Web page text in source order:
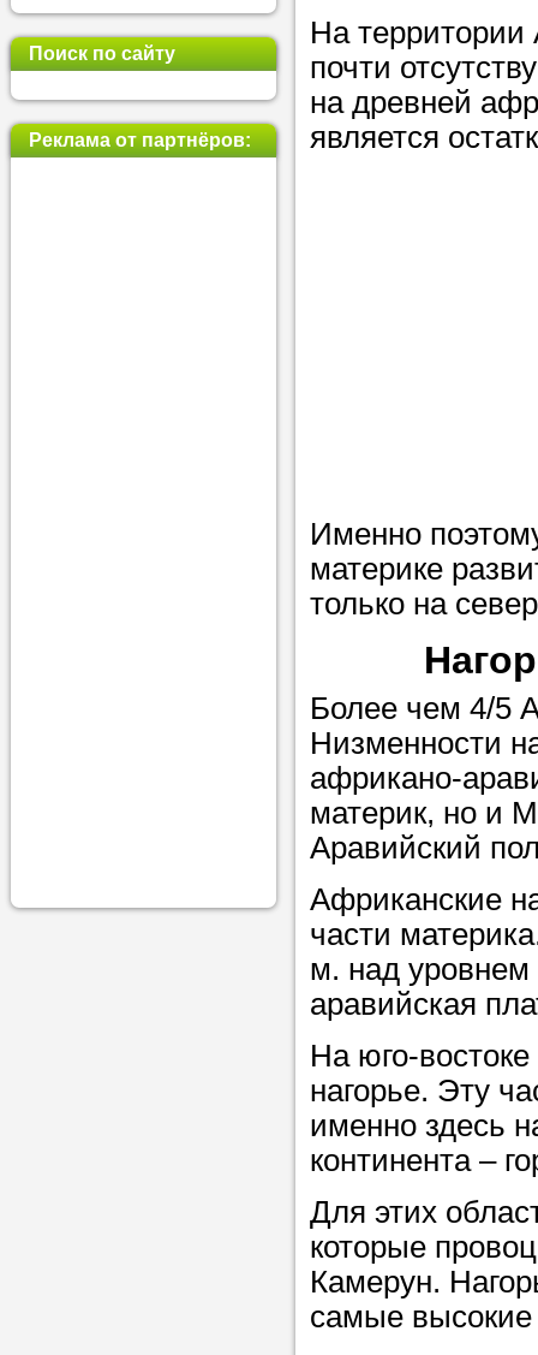
Или найдите
нашей базе
используя
Задайте
Больше не
голову, к
помощью -
Nado5.ru!
Наши
помогут
советам,
репетитора
Совет 1.
упростить
достаточно
нам, и
репетитора,
максимально
ваши
Поиск по сайту
Реклама от партнёров:
На
почти
на древней
является
Именно
материке
только на
Более чем 4/5
Низменности
африкано-
материк, но и
Аравийский
Африканские
части
м. над
аравийская
На юго-
нагорье. Эту
именно здесь
континента –
Для этих
которые
Камерун.
самые высокие